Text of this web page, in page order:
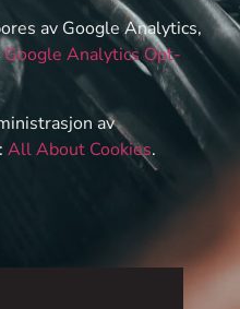
av Google Analytics,
Google Analytics Opt-
av
All About Cookies.